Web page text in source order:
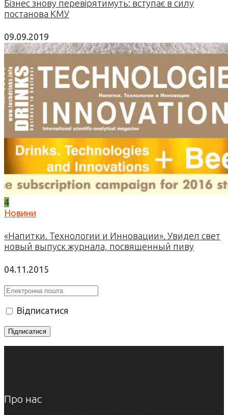
Бізнес знову перевірятимуть: вступає в силу
постанова КМУ
09.09.2019
4
Новини
«Напитки. Технологии и Инновации». Увидел свет
новый выпуск журнала, посвященный пиву
04.11.2015
Відписатися
Про нас